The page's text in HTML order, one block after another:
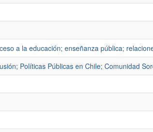
a la educación; enseñanza pública;
Políticas Públicas en Chile; Comunidad